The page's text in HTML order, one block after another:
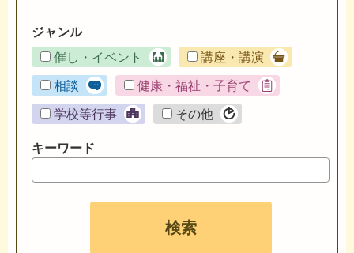
ジャンル
催し・イベント
講座・講演
相談 健康・福祉・子育て
学校等行事 その他
キーワード